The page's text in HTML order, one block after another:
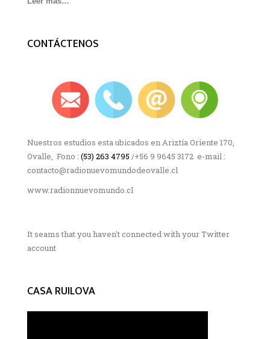
CONTÁCTENOS
Nuestros estudios esta ubicados en Ariztía Oriente 170,
Ovalle, Fono : (53) 263 4795 /+56 9 9645 3172 e-mail :
contacto@radionuevomundodeovalle.cl
www.radionnuevomundo.cl
It seams that you haven't connected with your Twitter
account
CASA RUILOVA